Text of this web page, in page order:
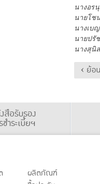
นางอร
นายโช
นางเบ
นายปรั
นางสุนิ
‹ ย้อ
สือรับรอง
ำระเบี้ยฯ
ผลิตภัณฑ์